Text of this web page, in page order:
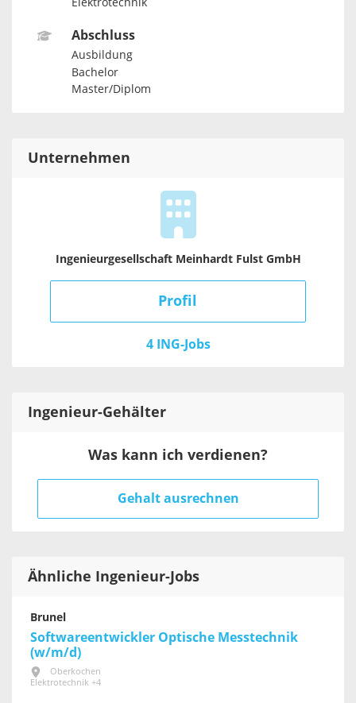
Elektrotechnik
Abschluss
Ausbildung
Bachelor
Master/Diplom
Unternehmen
Ingenieurgesellschaft Meinhardt Fulst GmbH
Profil
4 ING-Jobs
Ingenieur-Gehälter
Was kann ich verdienen?
Gehalt ausrechnen
Ähnliche Ingenieur-Jobs
Brunel
Softwareentwickler Optische Messtechnik
(w/m/d)
Oberkochen
Elektrotechnik +4